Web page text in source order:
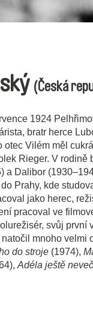
(Česká
1924
bratr herce
otec Vilém měl
Rieger. V rodině
a Dalibor
Prahy, kde
jako herec,
pracoval ve
svůj první
mnoho velmi
do stroje (1974),
Adéla ještě